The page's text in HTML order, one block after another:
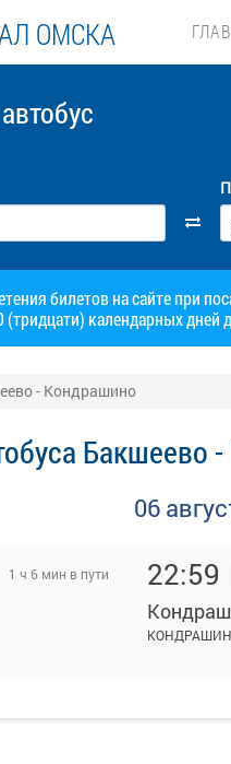
ОМСКА
билетов на сайте при
(тридцати) календарных дней
- Кондрашино
Бакшеево
06
1 ч 6 мин в пути 22:59